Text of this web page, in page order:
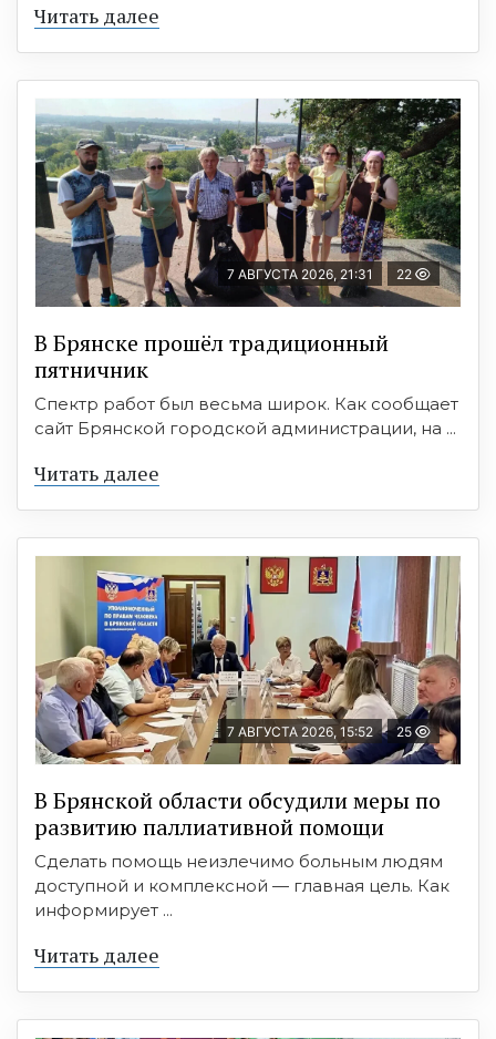
Читать далее
7 АВГУСТА 2026, 21:31 22
В Брянске прошёл традиционный
пятничник
Спектр работ был весьма широк. Как сообщает
сайт Брянской городской администрации, на ...
Читать далее
7 АВГУСТА 2026, 15:52 25
В Брянской области обсудили меры по
развитию паллиативной помощи
Сделать помощь неизлечимо больным людям
доступной и комплексной — главная цель. Как
информирует ...
Читать далее